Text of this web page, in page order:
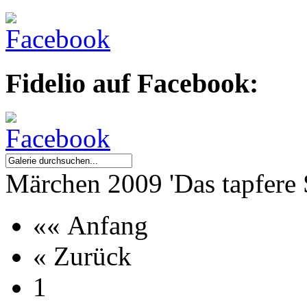
Fidelio auf Facebook:
Märchen 2009 'Das tapfere
«« Anfang
« Zurück
1